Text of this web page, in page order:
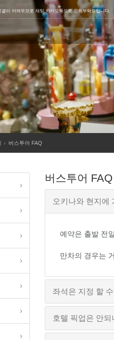
이 어려우므로 채팅,카카오톡으로 문의부탁드립니다.
버스투어 FAQ
버스투어 FAQ
오키나와 현지에
예약은 출발 전
만차의 경우는
좌석은 지정 할
호텔 픽업은 안되